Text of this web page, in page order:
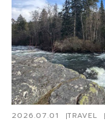
2026.07.01 TRAVEL